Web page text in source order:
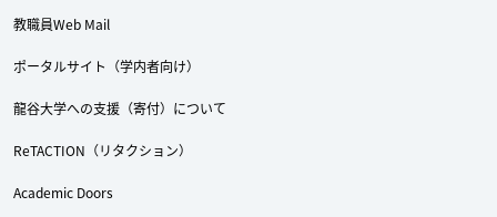
教職員Web Mail
ポータルサイト（学内者向け）
龍谷大学への支援（寄付）について
ReTACTION（リタクション）
Academic Doors